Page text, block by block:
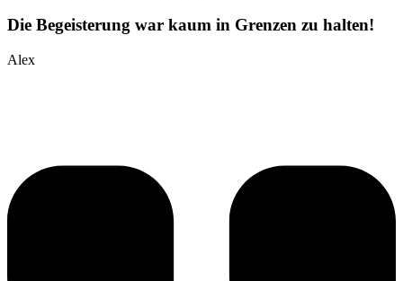
Die Begeisterung war kaum in Grenzen zu halten!
Alex